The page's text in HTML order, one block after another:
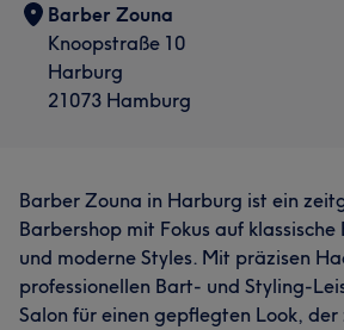
Barber Zouna
Knoopstraße 10
Harburg
21073 Hamburg
Barber Zouna in Harburg ist ein
Barbershop mit Fokus auf
und moderne Styles. Mit präzisen
professionellen Bart- und Styling-
Salon für einen gepflegten Look, der